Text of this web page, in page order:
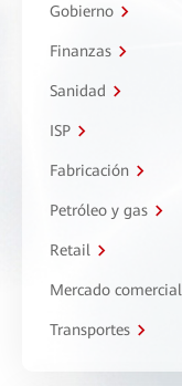
Gobierno
Finanzas
Sanidad
ISP
Fabricación
Petróleo y gas
Retail
Mercado comercial
Transportes